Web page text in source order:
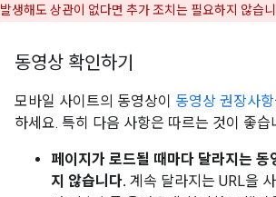
발생해도 상관이 없다면 추가 조치는 필요하지 않습니
동영상 확인하기
모바일 사이트의 동영상이 동영상 권장사항
하세요. 특히 다음 사항은 따르는 것이 좋습
페이지가 로드될 때마다 달라지는 동
지 않습니다. 계속 달라지는 URL을